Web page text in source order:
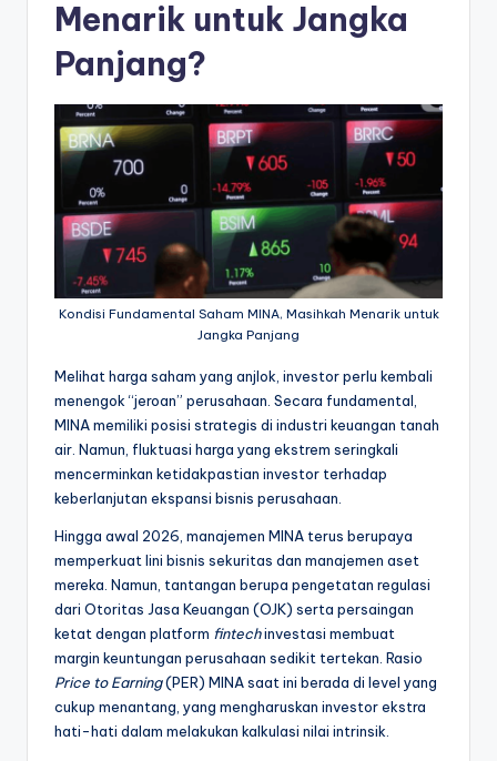
Menarik untuk Jangka
Panjang?
Kondisi Fundamental Saham MINA, Masihkah Menarik untuk
Jangka Panjang
Melihat harga saham yang anjlok, investor perlu kembali
menengok “jeroan” perusahaan. Secara fundamental,
MINA memiliki posisi strategis di industri keuangan tanah
air. Namun, fluktuasi harga yang ekstrem seringkali
mencerminkan ketidakpastian investor terhadap
keberlanjutan ekspansi bisnis perusahaan.
Hingga awal 2026, manajemen MINA terus berupaya
memperkuat lini bisnis sekuritas dan manajemen aset
mereka. Namun, tantangan berupa pengetatan regulasi
dari Otoritas Jasa Keuangan (OJK) serta persaingan
ketat dengan platform fintechinvestasi membuat
margin keuntungan perusahaan sedikit tertekan. Rasio
Price to Earning(PER) MINA saat ini berada di level yang
cukup menantang, yang mengharuskan investor ekstra
hati-hati dalam melakukan kalkulasi nilai intrinsik.